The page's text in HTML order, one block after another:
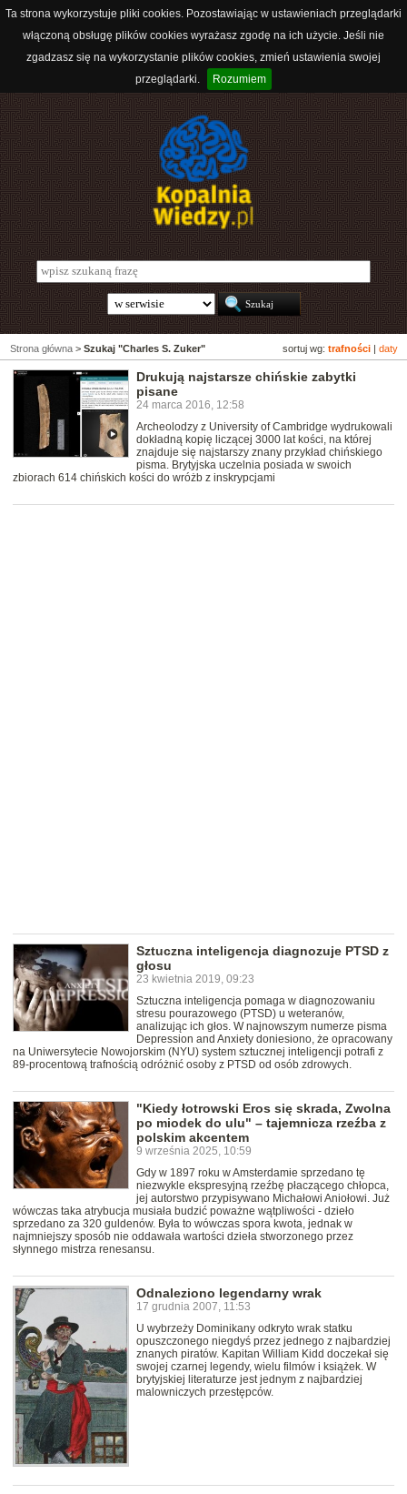
Ta strona wykorzystuje pliki cookies. Pozostawiając w ustawieniach przeglądarki
włączoną obsługę plików cookies wyrażasz zgodę na ich użycie. Jeśli nie
zgadzasz się na wykorzystanie plików cookies, zmień ustawienia swojej
przeglądarki.
Rozumiem
sortuj wg: trafności daty
Strona główna > Szukaj "Charles S. Zuker"
Drukują najstarsze chińskie zabytki
pisane
24 marca 2016, 12:58
Archeolodzy z University of Cambridge wydrukowali
dokładną kopię liczącej 3000 lat kości, na której
znajduje się najstarszy znany przykład chińskiego
pisma. Brytyjska uczelnia posiada w swoich
zbiorach 614 chińskich kości do wróżb z inskrypcjami
Sztuczna inteligencja diagnozuje PTSD z
głosu
23 kwietnia 2019, 09:23
Sztuczna inteligencja pomaga w diagnozowaniu
stresu pourazowego (PTSD) u weteranów,
analizując ich głos. W najnowszym numerze pisma
Depression and Anxiety doniesiono, że opracowany
na Uniwersytecie Nowojorskim (NYU) system sztucznej inteligencji potrafi z
89-procentową trafnością odróżnić osoby z PTSD od osób zdrowych.
"Kiedy łotrowski Eros się skrada, Zwolna
po miodek do ulu" – tajemnicza rzeźba z
polskim akcentem
9 września 2025, 10:59
Gdy w 1897 roku w Amsterdamie sprzedano tę
niezwykle ekspresyjną rzeźbę płaczącego chłopca,
jej autorstwo przypisywano Michałowi Aniołowi. Już
wówczas taka atrybucja musiała budzić poważne wątpliwości - dzieło
sprzedano za 320 guldenów. Była to wówczas spora kwota, jednak w
najmniejszy sposób nie oddawała wartości dzieła stworzonego przez
słynnego mistrza renesansu.
Odnaleziono legendarny wrak
17 grudnia 2007, 11:53
U wybrzeży Dominikany odkryto wrak statku
opuszczonego niegdyś przez jednego z najbardziej
znanych piratów. Kapitan William Kidd doczekał się
swojej czarnej legendy, wielu filmów i książek. W
brytyjskiej literaturze jest jednym z najbardziej
malowniczych przestępców.